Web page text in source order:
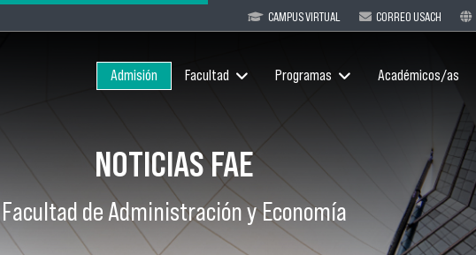
CAMPUS VIRTUAL CORREO USACH
Admisión Facultad Programas Académicos/as
NOTICIAS FAE
Facultad de Administración y Economía